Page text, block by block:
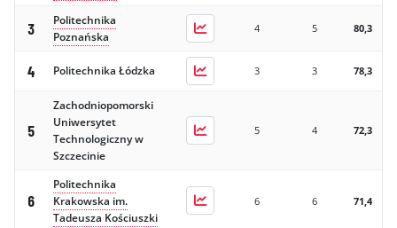
3
Politechnika
Poznańska
4 5 80,3
4 Politechnika Łódzka 3 3 78,3
5
Zachodniopomorski
Uniwersytet
Technologiczny w
Szczecinie
5 4 72,3
6
Politechnika
Krakowska im.
Tadeusza Kościuszki
6 6 71,4